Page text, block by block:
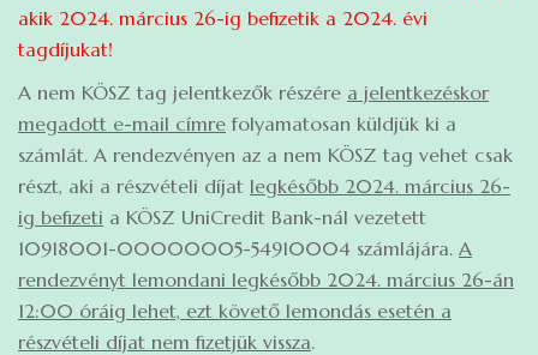
akik 2024. március 26-ig befizetik a 2024. évi
tagdíjukat!
A nem KÖSZ tag jelentkezők részére a jelentkezéskor
megadott e-mail címre folyamatosan küldjük ki a
számlát. A rendezvényen az a nem KÖSZ tag vehet csak
részt, aki a részvételi díjat legkésőbb 2024. március 26-
ig befizeti a KÖSZ UniCredit Bank-nál vezetett
10918001-00000005-54910004 számlájára. A
rendezvényt lemondani legkésőbb 2024. március 26-án
12:00 óráig lehet, ezt követő lemondás esetén a
részvételi díjat nem fizetjük vissza.